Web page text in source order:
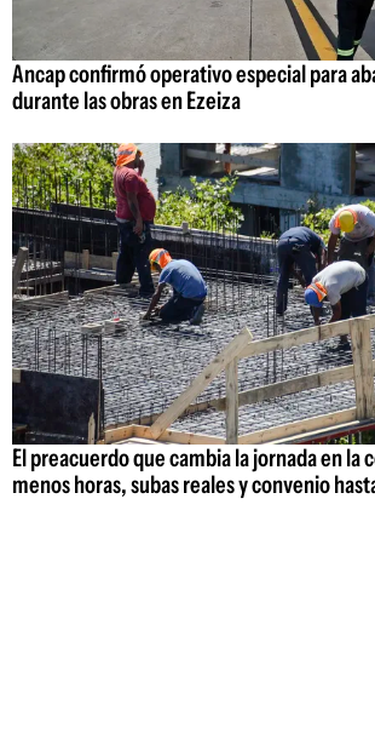
Ancap confirmó operativo especial para
durante las obras en Ezeiza
El preacuerdo que cambia la jornada en la
menos horas, subas reales y convenio